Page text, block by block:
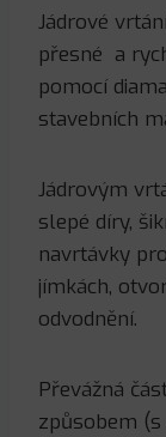
Jádrové
přesné a
pomocí
stavebních
Jádrovým
slepé díry,
navrtávky
jímkách,
odvodnění.
Převážná
způsobem